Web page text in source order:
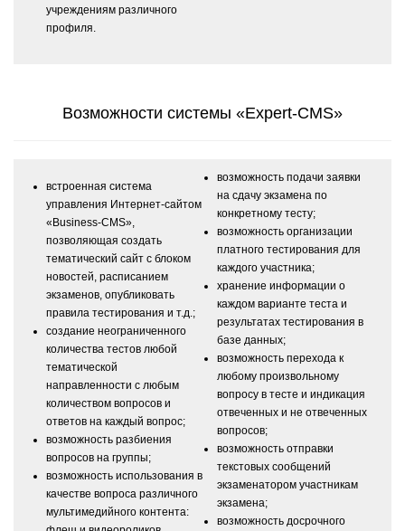
учреждениям различного
профиля.
Возможности системы «Expert-CMS»
встроенная система
управления Интернет-сайтом
«Business-CMS»,
позволяющая создать
тематический сайт с блоком
новостей, расписанием
экзаменов, опубликовать
правила тестирования и т.д.;
создание неограниченного
количества тестов любой
тематической
направленности с любым
количеством вопросов и
ответов на каждый вопрос;
возможность разбиения
вопросов на группы;
возможность использования в
качестве вопроса различного
мультимедийного контента:
возможность подачи заявки
на сдачу экзамена по
конкретному тесту;
возможность организации
платного тестирования для
каждого участника;
хранение информации о
каждом варианте теста и
результатах тестирования в
базе данных;
возможность перехода к
любому произвольному
вопросу в тесте и индикация
отвеченных и не отвеченных
вопросов;
возможность отправки
текстовых сообщений
экзаменатором участникам
экзамена;
возможность досрочного